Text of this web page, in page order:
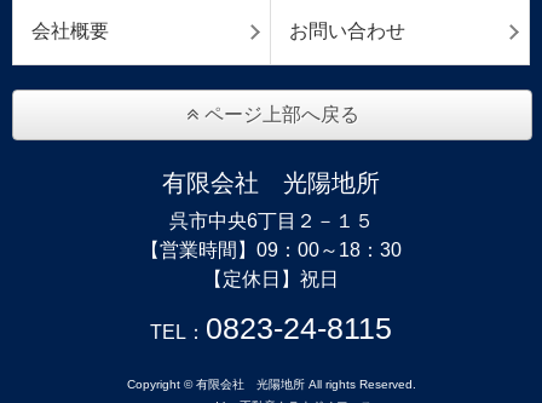
会社概要 お問い合わせ
ページ上部へ戻る
有限会社 光陽地所
呉市中央6丁目２－１５
【営業時間】09：00～18：30
【定休日】祝日
TEL： 0823-24-8115
Copyright © 有限会社 光陽地所 All rights Reserved.